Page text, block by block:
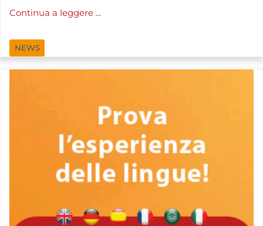
Continua a leggere ...
NEWS